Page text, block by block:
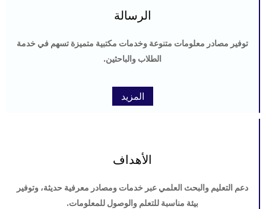
الرسالة
توفير مصادر معلومات متنوعة وخدمات مكتبية متميزة تسهم في خدمة
الطلاب والباحثين.
المزيد
الأهداف
دعم التعليم والبحث العلمي عبر خدمات ومصادر معرفية حديثة، وتوفير
بيئة مناسبة للتعلم والوصول للمعلومات.